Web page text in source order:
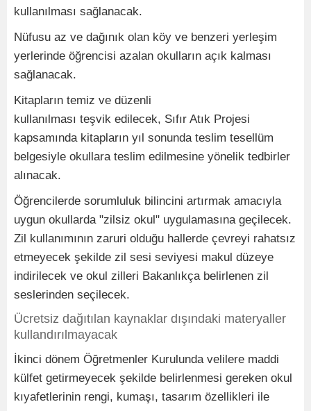
kullanılması sağlanacak.
Nüfusu az ve dağınık olan köy ve benzeri yerleşim
yerlerinde öğrencisi azalan okulların açık kalması
sağlanacak.
Kitapların temiz ve düzenli
kullanılması teşvik edilecek, Sıfır Atık Projesi
kapsamında kitapların yıl sonunda teslim tesellüm
belgesiyle okullara teslim edilmesine yönelik tedbirler
alınacak.
Öğrencilerde sorumluluk bilincini artırmak amacıyla
uygun okullarda "zilsiz okul" uygulamasına geçilecek.
Zil kullanımının zaruri olduğu hallerde çevreyi rahatsız
etmeyecek şekilde zil sesi seviyesi makul düzeye
indirilecek ve okul zilleri Bakanlıkça belirlenen zil
seslerinden seçilecek.
Ücretsiz dağıtılan kaynaklar dışındaki materyaller
kullandırılmayacak
İkinci dönem Öğretmenler Kurulunda velilere maddi
külfet getirmeyecek şekilde belirlenmesi gereken okul
kıyafetlerinin rengi, kumaşı, tasarım özellikleri ile